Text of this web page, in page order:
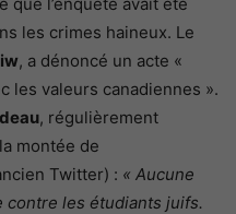
les crimes haineux. Le
, a dénoncé un acte «
les valeurs canadiennes ».
, régulièrement
montée de
Twitter) : « Aucune
les étudiants juifs.